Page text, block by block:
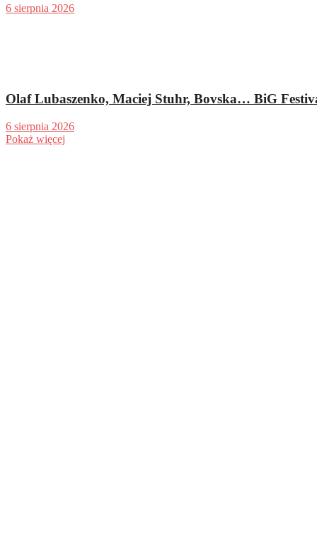
6 sierpnia 2026
Olaf Lubaszenko, Maciej Stuhr, Bovska… BiG
6 sierpnia 2026
Pokaż więcej